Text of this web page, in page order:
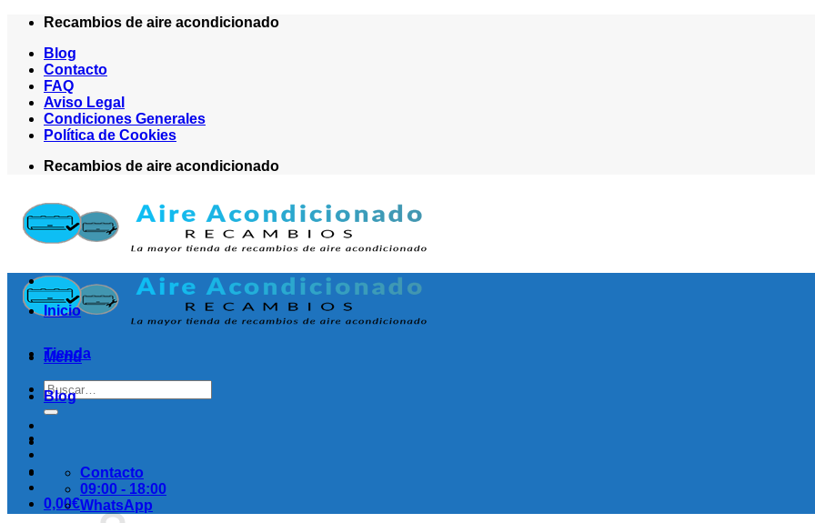
Saltar
contenido
Recambios de aire acondicionado
Blog
Contacto
FAQ
Aviso Legal
Condiciones Generales
Política de Cookies
Recambios de aire acondicionado
Menú
Buscar
por:
0,00€
Inicio
Tienda
Blog
Contacto
09:00 - 18:00
WhatsApp